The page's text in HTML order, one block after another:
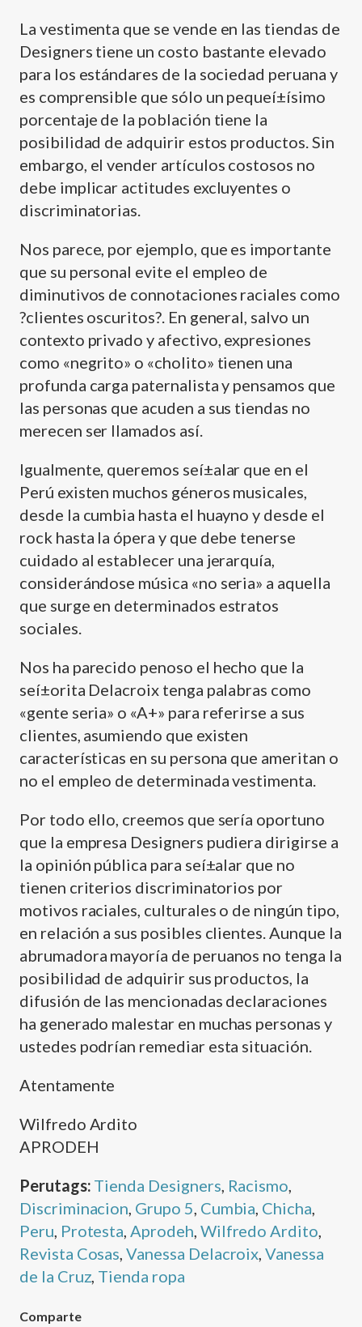
La vestimenta que se vende en las tiendas de
Designers tiene un costo bastante elevado
para los estándares de la sociedad peruana y
es comprensible que sólo un pequeí±í­simo
porcentaje de la población tiene la
posibilidad de adquirir estos productos. Sin
embargo, el vender artí­culos costosos no
debe implicar actitudes excluyentes o
discriminatorias.
Nos parece, por ejemplo, que es importante
que su personal evite el empleo de
diminutivos de connotaciones raciales como
?clientes oscuritos?. En general, salvo un
contexto privado y afectivo, expresiones
como «negrito» o «cholito» tienen una
profunda carga paternalista y pensamos que
las personas que acuden a sus tiendas no
merecen ser llamados así­.
Igualmente, queremos seí±alar que en el
Perú existen muchos géneros musicales,
desde la cumbia hasta el huayno y desde el
rock hasta la ópera y que debe tenerse
cuidado al establecer una jerarquí­a,
considerándose música «no seria» a aquella
que surge en determinados estratos
sociales.
Nos ha parecido penoso el hecho que la
seí±orita Delacroix tenga palabras como
«gente seria» o «A+» para referirse a sus
clientes, asumiendo que existen
caracterí­sticas en su persona que ameritan o
no el empleo de determinada vestimenta.
Por todo ello, creemos que serí­a oportuno
que la empresa Designers pudiera dirigirse a
la opinión pública para seí±alar que no
tienen criterios discriminatorios por
motivos raciales, culturales o de ningún tipo,
en relación a sus posibles clientes. Aunque la
abrumadora mayorí­a de peruanos no tenga la
posibilidad de adquirir sus productos, la
difusión de las mencionadas declaraciones
ha generado malestar en muchas personas y
ustedes podrí­an remediar esta situación.
Atentamente
Wilfredo Ardito
APRODEH
Perutags: Tienda Designers Racismo
Discriminacion Grupo 5 Cumbia Chicha
Peru Protesta Aprodeh Wilfredo Ardito
Revista Cosas ,Vanessa Delacroix ,Vanessa
de la Cruz Tienda ropa
Comparte